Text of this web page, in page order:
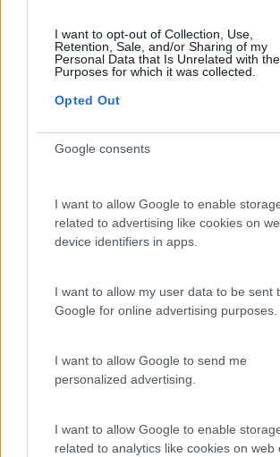
I want to opt-out of Collection, Use,
Retention, Sale, and/or Sharing of my
Personal Data that Is Unrelated with the
Purposes for which it was collected.
Opted Out
Google consents
I want to allow Google to enable
related to advertising like cookies on
device identifiers in apps.
I want to allow my user data to be sent
Google for online advertising purposes.
I want to allow Google to send me
personalized advertising.
I want to allow Google to enable
related to analytics like cookies on web
Palavras 2020,
Significados E Estados De
Pesquisa